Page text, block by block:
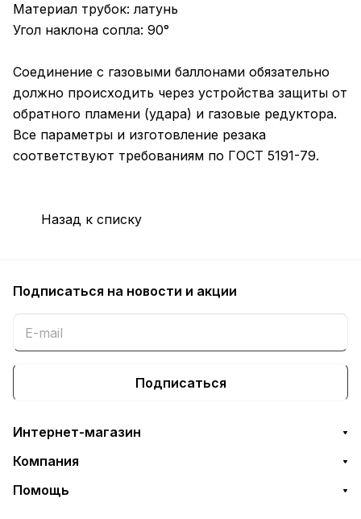
Материал трубок: латунь
Угол наклона сопла: 90°
Соединение с газовыми баллонами обязательно
должно происходить через устройства защиты от
обратного пламени (удара) и газовые редуктора.
Все параметры и изготовление резака
соответствуют требованиям по ГОСТ 5191-79.
Назад к списку
Подписаться на новости и акции
Подписаться
Интернет-магазин
Компания
Помощь